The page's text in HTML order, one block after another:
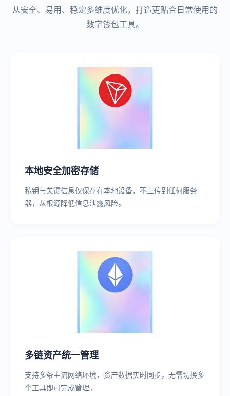
从安全、易用、稳定多维度优化，打造更贴合日常使用的
数字钱包工具。
本地安全加密存储
私钥与关键信息仅保存在本地设备，不上传到任何服务
器，从根源降低信息泄露风险。
多链资产统一管理
支持多条主流网络环境，资产数据实时同步，无需切换多
个工具即可完成管理。